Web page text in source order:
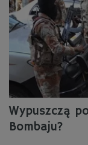
Wypuszczą
Bombaju?